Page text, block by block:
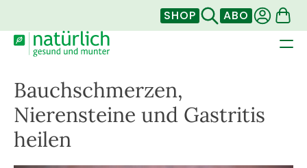
SHOP ABO
Bauchschmerzen,
Nierensteine und Gastritis
heilen